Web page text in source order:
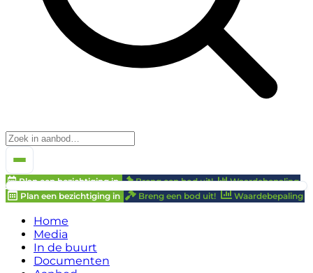
Plan een bezichtiging in Breng een bod uit!
Waardebepaling
Plan een bezichtiging in
Breng een bod uit! Waardebepaling
Home
Media
In de buurt
Documenten